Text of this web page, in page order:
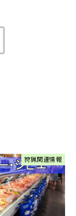
狩猟関連情報